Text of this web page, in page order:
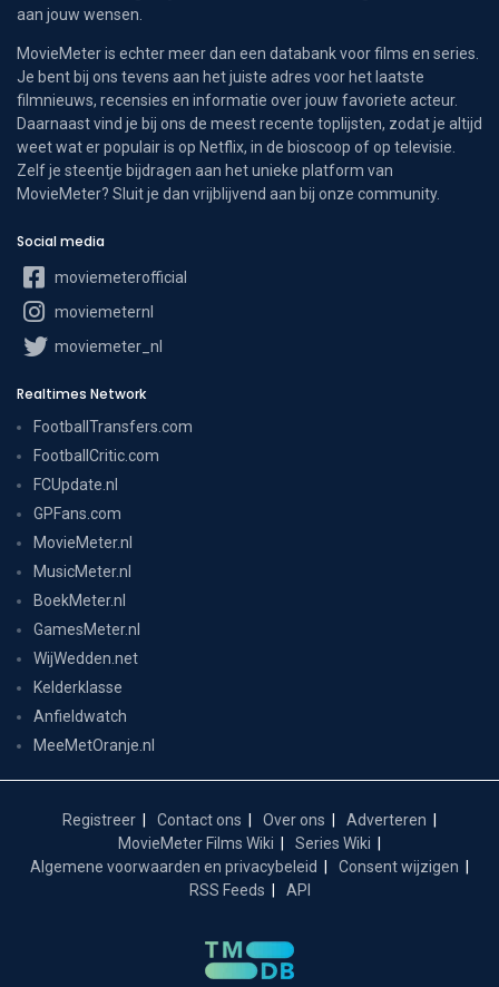
aan jouw wensen.
MovieMeter is echter meer dan een databank voor films en series.
Je bent bij ons tevens aan het juiste adres voor het laatste
filmnieuws, recensies en informatie over jouw favoriete acteur.
Daarnaast vind je bij ons de meest recente toplijsten, zodat je altijd
weet wat er populair is op Netflix, in de bioscoop of op televisie.
Zelf je steentje bijdragen aan het unieke platform van
MovieMeter? Sluit je dan vrijblijvend aan bij onze community.
Social media
moviemeterofficial
moviemeternl
moviemeter_nl
Realtimes Network
FootballTransfers.com
FootballCritic.com
FCUpdate.nl
GPFans.com
MovieMeter.nl
MusicMeter.nl
BoekMeter.nl
GamesMeter.nl
WijWedden.net
Kelderklasse
Anfieldwatch
MeeMetOranje.nl
Registreer Contact ons Over ons
Adverteren
MovieMeter Films Wiki
Series Wiki
Algemene voorwaarden en privacybeleid
Consent wijzigen
RSS Feeds
API